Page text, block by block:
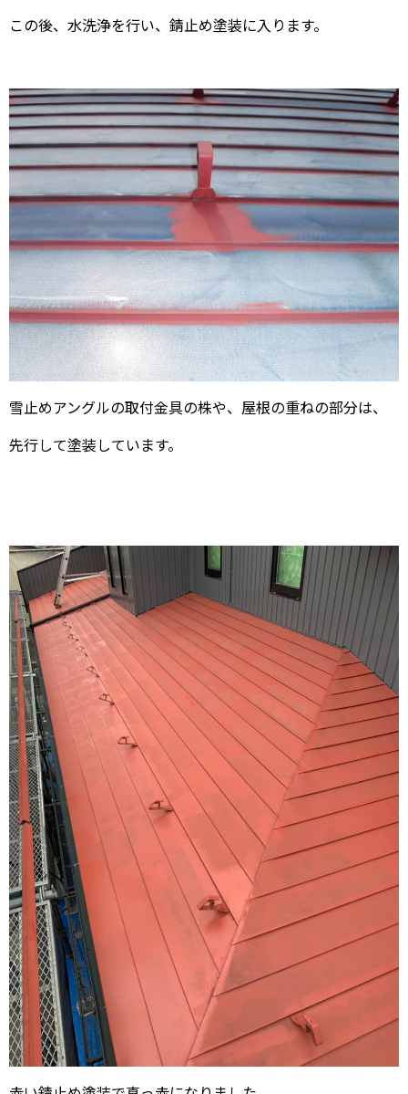
この後、水洗浄を行い、錆止め塗装に入ります。
雪止めアングルの取付金具の株や、屋根の重ねの部分は、
先行して塗装しています。